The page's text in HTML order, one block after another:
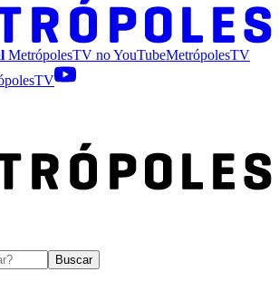
MetrópolesTV noYouTubeMetrópolesTV
Buscar